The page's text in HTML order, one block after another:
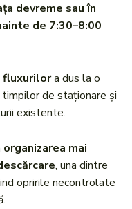
devreme sau în
de 7:30–8:00
fluxurilora dus la o
de staționare și
existente.
organizarea mai
, una dintre
opririle necontrolate